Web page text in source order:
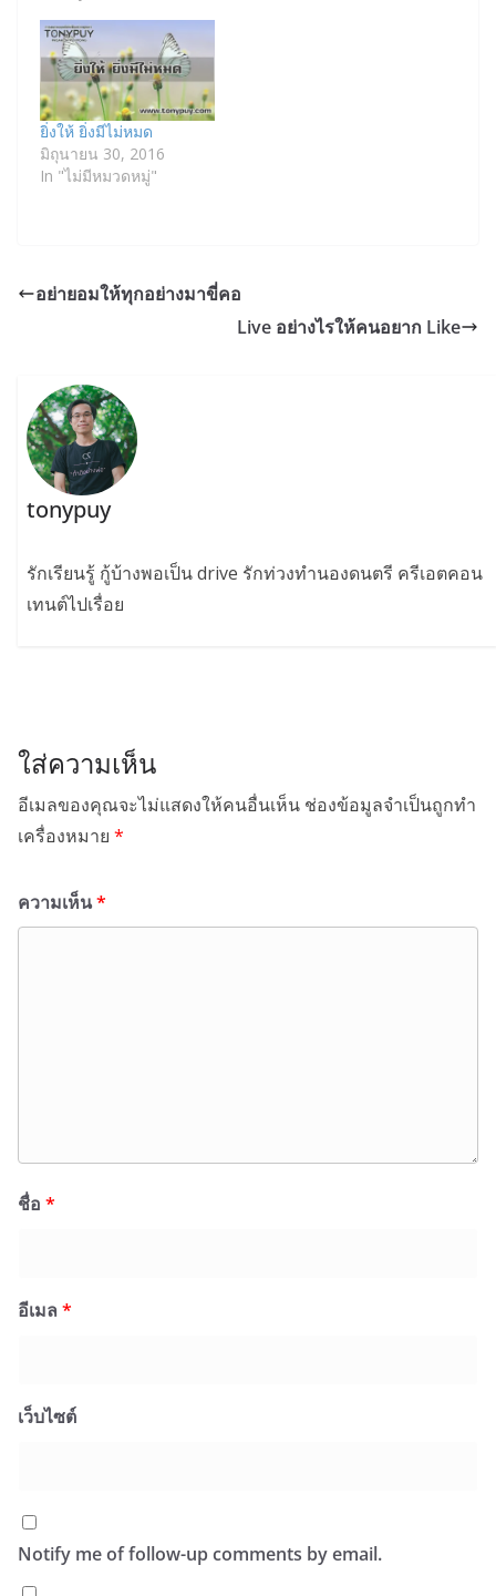
ยิ่งให้ ยิ่งมีไม่หมด
มิถุนายน 30, 2016
In "ไม่มีหมวดหมู่"
อย่ายอมให้ทุกอย่างมาขี่คอ
Live อย่างไรให้คนอยาก Like
tonypuy
รักเรียนรู้ กู้บ้างพอเป็น drive รักท่วงทำนองดนตรี ครีเอตคอน
เทนต์ไปเรื่อย
ใส่ความเห็น
อีเมลของคุณจะไม่แสดงให้คนอื่นเห็น ช่องข้อมูลจำเป็นถูกทำ
เครื่องหมาย *
ความเห็น*
ชื่อ *
อีเมล *
เว็บไซต์
Notify me of follow-up comments by email.